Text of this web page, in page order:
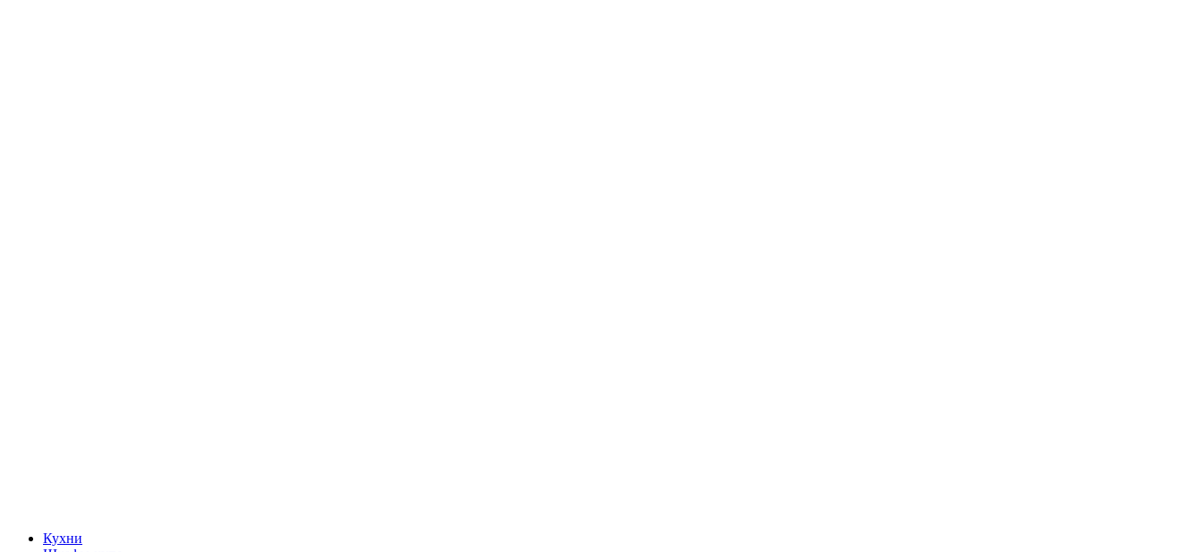
Кухни